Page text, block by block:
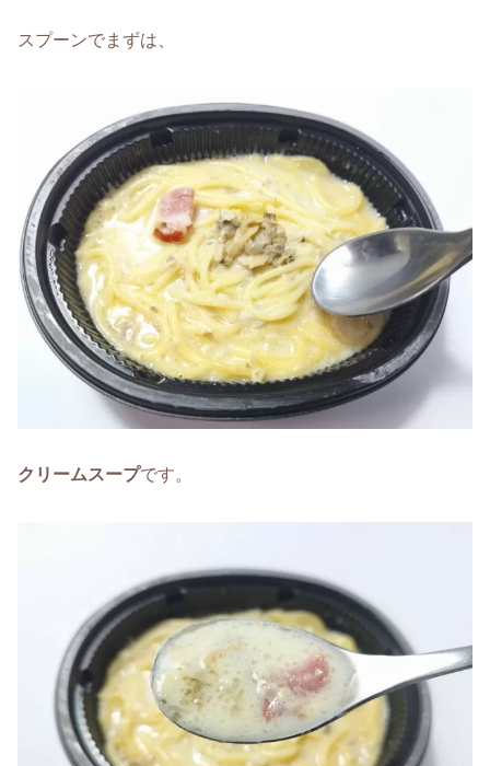
スプーンでまずは、
クリームスープです。